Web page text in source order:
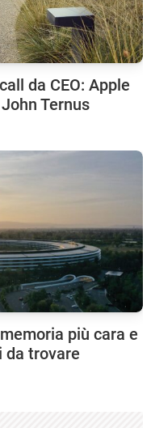
da CEO: Apple
Ternus
più cara e
trovare